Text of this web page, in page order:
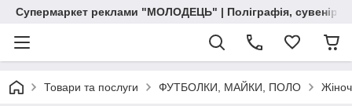
Супермаркет реклами "МОЛОДЕЦЬ" | Поліграфія, сувенірна
Товари та послуги ФУТБОЛКИ, МАЙКИ, ПОЛО